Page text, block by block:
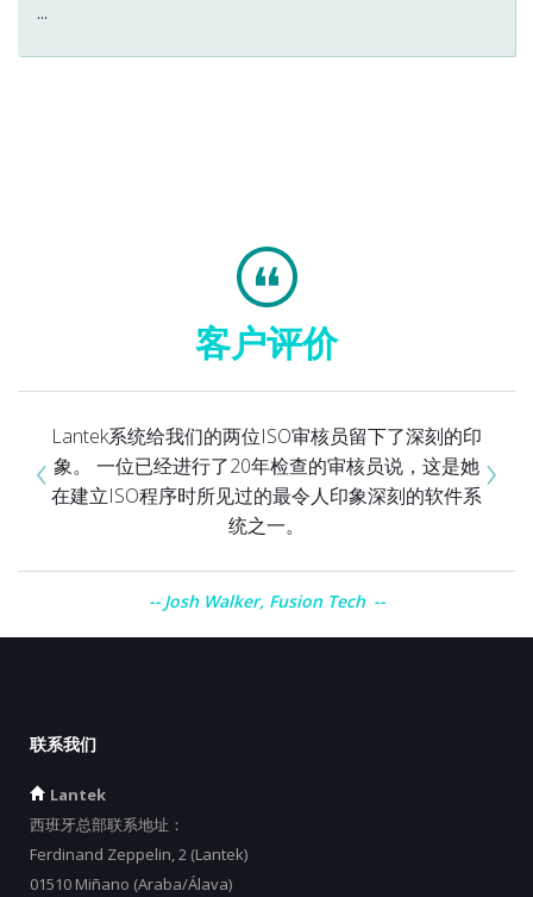
...
客户评价
Lantek系统给我们的两位ISO审核员留下了深刻的印
象。 一位已经进行了20年检查的审核员说，这是她
在建立ISO程序时所见过的最令人印象深刻的软件系
统之一。
Josh Walker, Fusion Tech
‹ ›
联系我们
Lantek
西班牙总部联系地址：
Ferdinand Zeppelin, 2 (Lantek)
01510 Miñano (Araba/Álava)